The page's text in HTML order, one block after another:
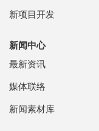
新项目开发
新闻中心
最新资讯
媒体联络
新闻素材库